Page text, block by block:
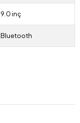
9.0 inç
Bluetooth